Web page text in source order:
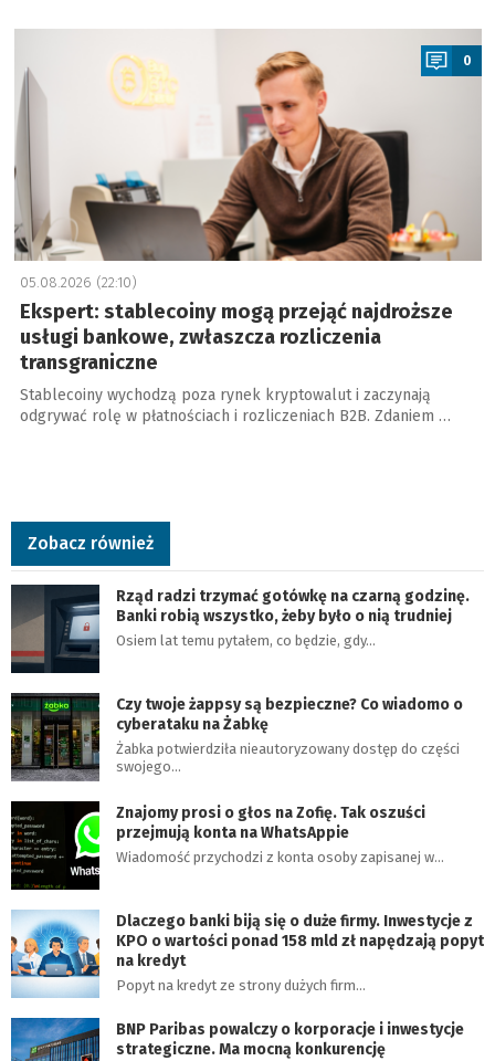
a
0
05.08.2026 (22:10)
Ekspert: stablecoiny mogą przejąć najdroższe
usługi bankowe, zwłaszcza rozliczenia
transgraniczne
Stablecoiny wychodzą poza rynek kryptowalut i zaczynają
odgrywać rolę w płatnościach i rozliczeniach B2B. Zdaniem …
Zobacz również
Rząd radzi trzymać gotówkę na czarną godzinę.
Banki robią wszystko, żeby było o nią trudniej
Osiem lat temu pytałem, co będzie, gdy…
Czy twoje żappsy są bezpieczne? Co wiadomo o
cyberataku na Żabkę
Żabka potwierdziła nieautoryzowany dostęp do części
swojego…
Znajomy prosi o głos na Zofię. Tak oszuści
przejmują konta na WhatsAppie
Wiadomość przychodzi z konta osoby zapisanej w…
Dlaczego banki biją się o duże firmy. Inwestycje z
KPO o wartości ponad 158 mld zł napędzają popyt
na kredyt
Popyt na kredyt ze strony dużych firm…
BNP Paribas powalczy o korporacje i inwestycje
strategiczne. Ma mocną konkurencję